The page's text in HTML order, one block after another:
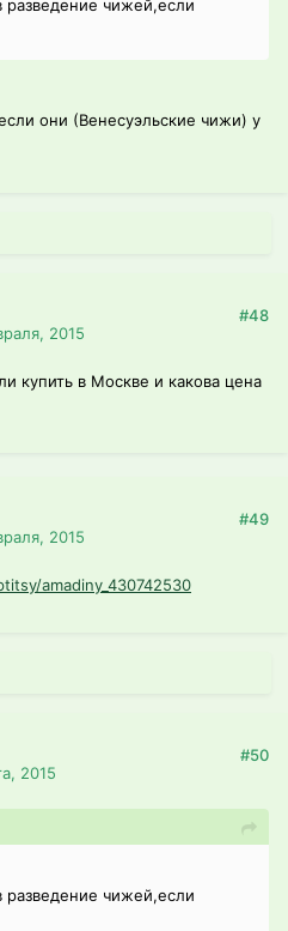
чижей,если
они (Венесуэльские чижи) у
2015
#48
купить в Москве и какова цена
2015
#49
amadiny_430742530
2015
#50
чижей,если